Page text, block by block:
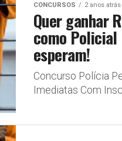
CONCURSOS 2 anos atrás
Quer ganhar
como Policial
esperam!
Concurso Polícia
Imediatas Com